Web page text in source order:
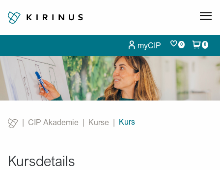
myCIP 0 0
CIP Akademie Kurse
Current:
Kurs
Kursdetails